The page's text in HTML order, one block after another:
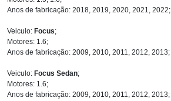
Anos de fabricação: 2018, 2019, 2020, 2021, 2022;
Veiculo: Focus;
Motores: 1.6;
Anos de fabricação: 2009, 2010, 2011, 2012, 2013;
Veiculo: Focus Sedan;
Motores: 1.6;
Anos de fabricação: 2009, 2010, 2011, 2012, 2013;